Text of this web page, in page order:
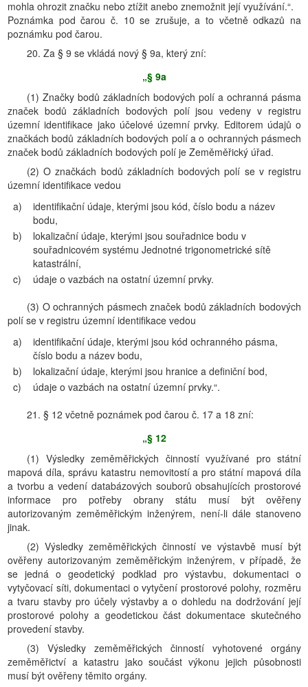
mohla ohrozit značku nebo ztížit anebo znemožnit její využívání.“.
Poznámka pod čarou č. 10 se zrušuje, a to včetně odkazů na
poznámku pod čarou.
20. Za § 9 se vkládá nový § 9a, který zní:
„§ 9a
(1) Značky bodů základních bodových polí a ochranná pásma
značek bodů základních bodových polí jsou vedeny v registru
územní identifikace jako účelové územní prvky. Editorem údajů o
značkách bodů základních bodových polí a o ochranných pásmech
značek bodů základních bodových polí je Zeměměřický úřad.
(2) O značkách bodů základních bodových polí se v registru
územní identifikace vedou
a)
identifikační údaje, kterými jsou kód, číslo bodu a název
bodu,
b)
lokalizační údaje, kterými jsou souřadnice bodu v
souřadnicovém systému Jednotné trigonometrické sítě
katastrální,
c)
údaje o vazbách na ostatní územní prvky.
(3) O ochranných pásmech značek bodů základních bodových
polí se v registru územní identifikace vedou
a)
identifikační údaje, kterými jsou kód ochranného pásma,
číslo bodu a název bodu,
b)
lokalizační údaje, kterými jsou hranice a definiční bod,
c)
údaje o vazbách na ostatní územní prvky.“.
21. § 12 včetně poznámek pod čarou č. 17 a 18 zní:
„§ 12
(1) Výsledky zeměměřických činností využívané pro státní
mapová díla, správu katastru nemovitostí a pro státní mapová díla
a tvorbu a vedení databázových souborů obsahujících prostorové
informace pro potřeby obrany státu musí být ověřeny
autorizovaným zeměměřickým inženýrem, není-li dále stanoveno
jinak.
(2) Výsledky zeměměřických činností ve výstavbě musí být
ověřeny autorizovaným zeměměřickým inženýrem, v případě, že
se jedná o geodetický podklad pro výstavbu, dokumentaci o
vytyčovací síti, dokumentaci o vytyčení prostorové polohy, rozměru
a tvaru stavby pro účely výstavby a o dohledu na dodržování její
prostorové polohy a geodetickou část dokumentace skutečného
provedení stavby.
(3) Výsledky zeměměřických činností vyhotovené orgány
zeměměřictví a katastru jako součást výkonu jejich působnosti
musí být ověřeny těmito orgány.